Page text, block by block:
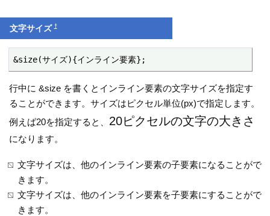
文字サイズ†
&size(サイズ){インライン要素};
行中に &size を書くとインライン要素の文字サイズを指定す
ることができます。サイズはピクセル単位(px)で指定します。
例えば20を指定すると、 20ピクセルの文字の大きさ
になります。
文字サイズは、他のインライン要素の子要素になることがで
きます。
文字サイズは、他のインライン要素を子要素にすることがで
きます。